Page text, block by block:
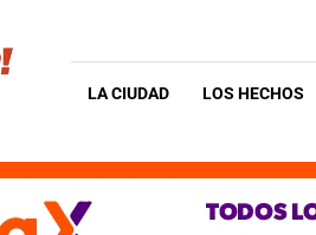
LA CIUDAD LOS HECHOS